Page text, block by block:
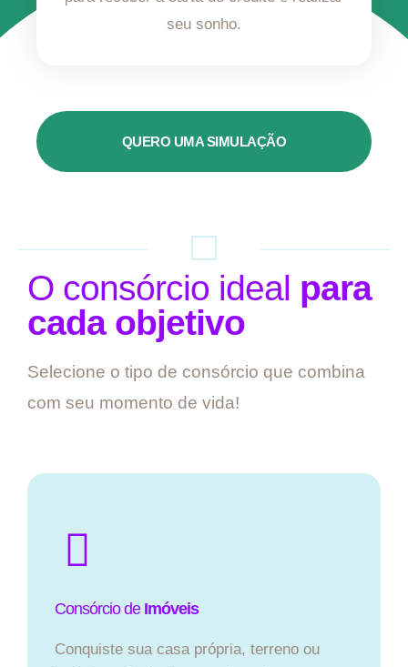
seu sonho.
QUERO UMA SIMULAÇÃO
O consórcio ideal para
cada objetivo
Selecione o tipo de consórcio que combina
com seu momento de vida!
Consórcio de Imóveis
Conquiste sua casa própria, terreno ou